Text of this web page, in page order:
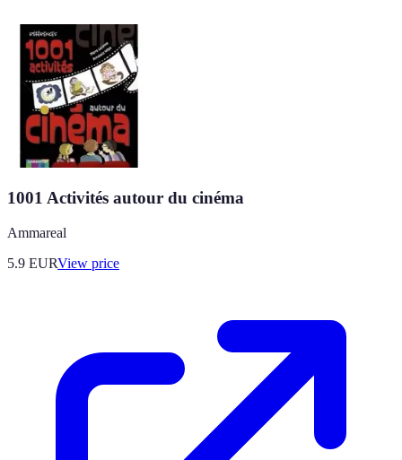
1001 Activités autour du cinéma
Ammareal
5.9 EURView price